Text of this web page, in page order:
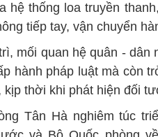
hệ thống loa truyền
tiếp tay, vận chuyển
mối quan hệ quân -
hành pháp luật mà còn
kịp thời khi phát hiện đối
Tân Hà nghiêm túc